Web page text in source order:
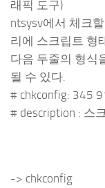
래픽 도구)
ntsysv에서 체크
리에 스크립트 형
다음 두줄의 형식
될 수 있다.
# chkconfig: 345
# description : 스
-> chkconfig